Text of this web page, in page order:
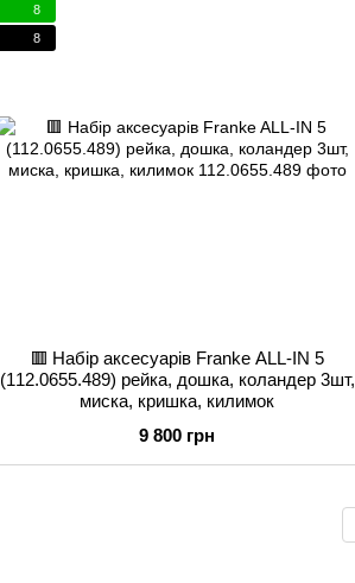
8
8
🟥 Набір аксесуарів Franke ALL-IN 5
(112.0655.489) рейка, дошка, коландер 3шт,
миска, кришка, килимок
9 800 грн